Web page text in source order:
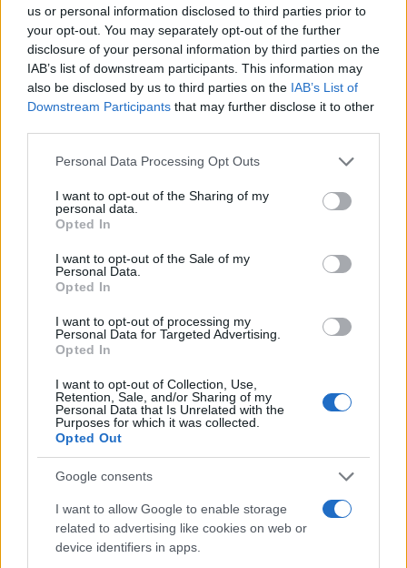
us or personal information disclosed to third parties prior to
your opt-out. You may separately opt-out of the further
disclosure of your personal information by third parties on the
IAB’s list of downstream participants. This information may
also be disclosed by us to third parties on the IAB’s List of
Downstream Participants that may further disclose it to other
Please note that this website/app uses one or more Google
not limited to your visit or usage behaviour. You may click to
grant or deny consent to Google and its third-party tags to
use your data for below specified purposes in below Google
consent section.
Personal Data Processing Opt Outs
I want to opt-out of the Sharing of my
personal data.
Opted In
I want to opt-out of the Sale of my
Personal Data.
Opted In
I want to opt-out of processing my
Personal Data for Targeted Advertising.
Opted In
I want to opt-out of Collection, Use,
Retention, Sale, and/or Sharing of my
Personal Data that Is Unrelated with the
Purposes for which it was collected.
Opted Out
Google consents
I want to allow Google to enable storage
related to advertising like cookies on web or
device identifiers in apps.
AUTORE
Staff